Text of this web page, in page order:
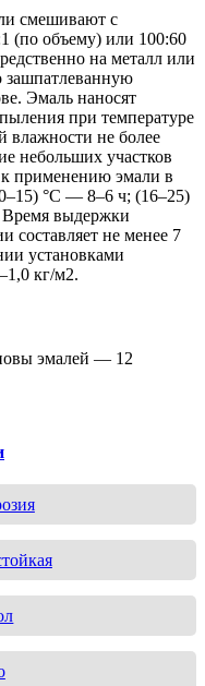
смешивают с
(по объему) или 100:60
на металл или
зашпатлеванную
Эмаль наносят
при температуре
влажности не более
небольших участков
применению эмали в
°C — 8–6 ч; (16–25)
выдержки
составляет не менее 7
установками
кг/м2.
эмалей — 12